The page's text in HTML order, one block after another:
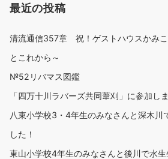
最近の投稿
清流通信357章 祝！ゲストハウスかみ
とこれから～
№52リバマス図鑑
「四万十川ラバーズ共同葦刈」に参加し
八束小学校3・4年生のみなさんと深木川
した！
東山小学校4年生のみなさんと後川で水生